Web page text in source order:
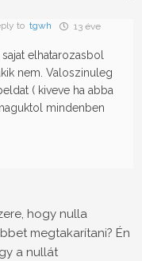
to tgwh 13 éve
elhatarozasbol
nem. Valoszinuleg
( kiveve ha abba
mindenben
hogy nulla
megtakarítani? Én
a nullát